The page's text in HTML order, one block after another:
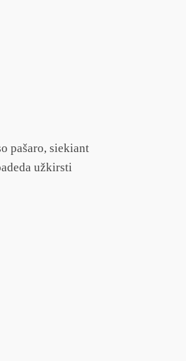
pašaro, siekiant
užkirsti